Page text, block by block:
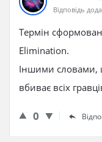
Відповідь
Термін
Elimination.
Іншими словами,
вбиває всіх
0